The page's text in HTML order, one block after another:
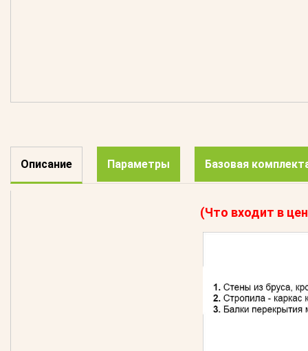
Описание Параметры Базовая
(Что входит в